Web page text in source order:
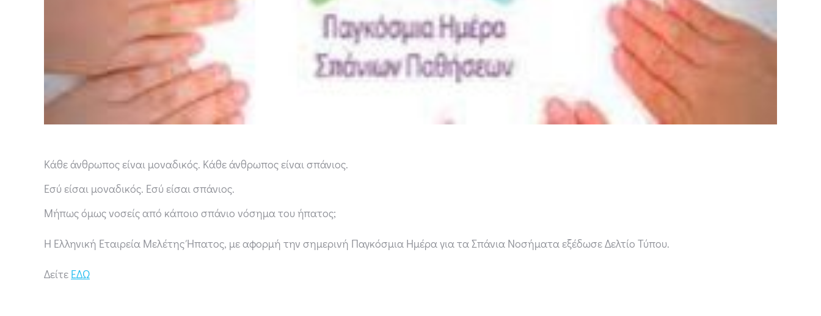
Κάθε άνθρωπος είναι μοναδικός. Κάθε άνθρωπος είναι σπάνιος.
Εσύ είσαι μοναδικός. Εσύ είσαι σπάνιος.
Μήπως όμως νοσείς από κάποιο σπάνιο νόσημα του ήπατος;
Η Ελληνική Εταιρεία Μελέτης Ήπατος, με αφορμή την σημερινή Παγκόσμια Ημέρα για τα Σπάνια Νοσήματα εξέδωσε Δελτίο Τύπου.
Δείτε ΕΔΩ